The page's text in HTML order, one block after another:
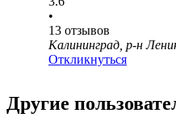
•
13 отзывов
Калининград, р-н
Откликнуться
Другие